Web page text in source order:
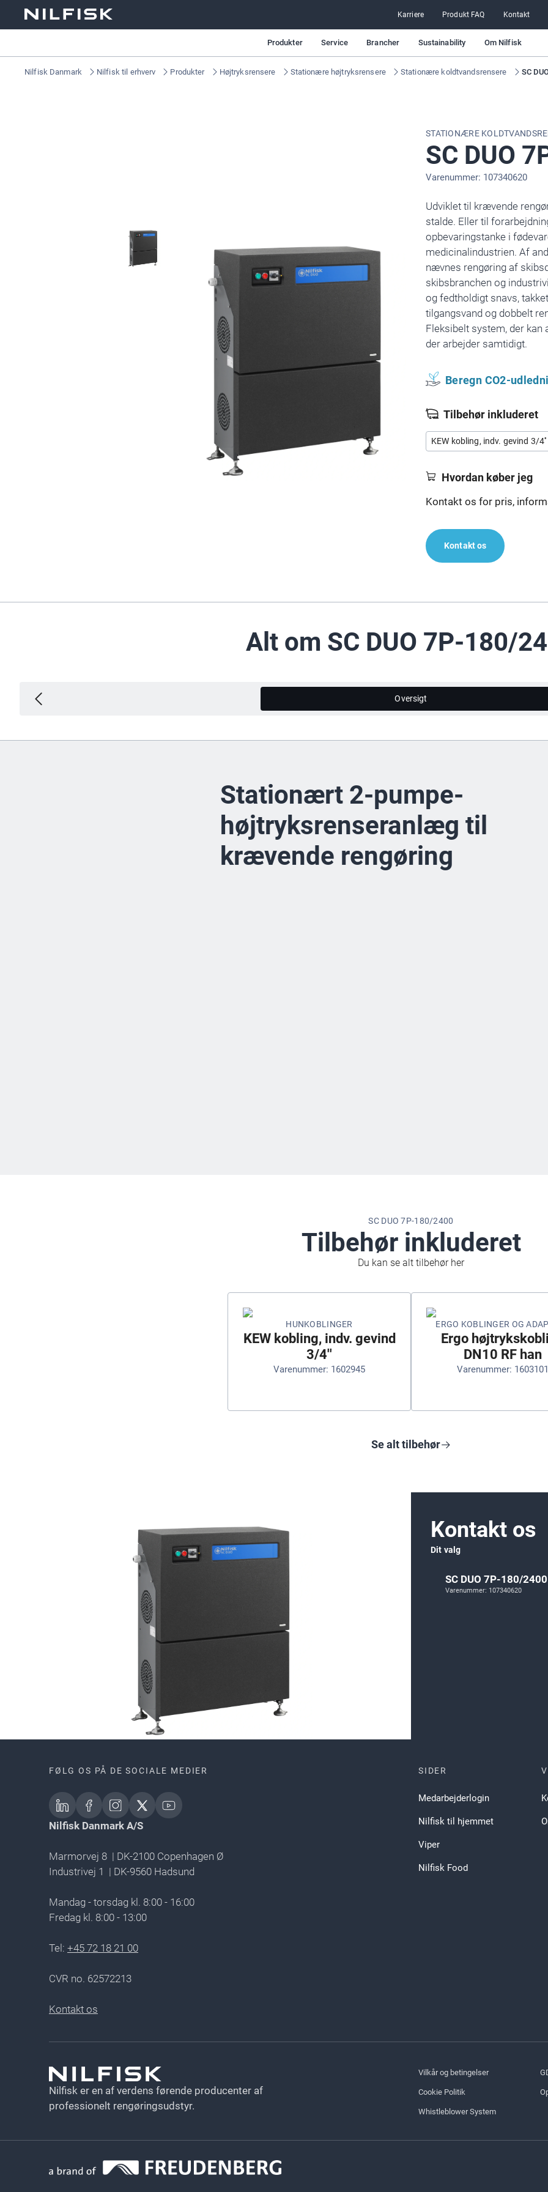
Karriere Produkt FAQ Kontakt
Produkter Service Brancher Sustainability Om Nilfisk
Nilfisk Danmark Nilfisk til erhverv Produkter Højtryksrensere Stationære højtryksrensere Stationære koldtvandsrensere SC
STATIONÆRE
SC DUO
Varenummer: 107340620
Udviklet til krævende
stalde. Eller til
opbevaringstanke i
medicinalindustrien. Af
nævnes rengøring af
skibsbranchen og
og fedtholdigt snavs,
tilgangsvand og dobbelt
Fleksibelt system, der kan
der arbejder samtidigt.
Beregn CO2-
Tilbehør inkluderet
KEW kobling, indv. gevind 3/4''
Hvordan køber jeg
Kontakt os for pris,
Kontakt os
Alt om SC DUO 7P-180/
Oversigt
Stationært 2-pumpe-
højtryksrenseranlæg til
krævende rengøring
SC DUO 7P-180/2400
Tilbehør inkluderet
Du kan se alt tilbehør her
HUNKOBLINGER
KEW kobling, indv. gevind
3/4''
Varenummer: 1602945
ERGO KOBLINGER OG
Ergo
DN10 RF han
Varenummer: 1603101
Se alt tilbehør
Kontakt os
Dit valg
SC DUO 7P-180/2400
Varenummer: 107340620
FØLG OS PÅ DE SOCIALE MEDIER
Nilfisk Danmark A/S
Marmorvej 8 | DK-2100 Copenhagen Ø
Industrivej 1 | DK-9560 Hadsund
Mandag - torsdag kl. 8:00 - 16:00
Fredag kl. 8:00 - 13:00​
Tel: +45 72 18 21 00
CVR no. 62572213
Kontakt os
SIDER
Medarbejderlogin
Nilfisk til hjemmet
Viper
Nilfisk Food
Nilfisk er en af verdens førende producenter af
professionelt rengøringsudstyr.
Vilkår og betingelser
Cookie Politik
Whistleblower System